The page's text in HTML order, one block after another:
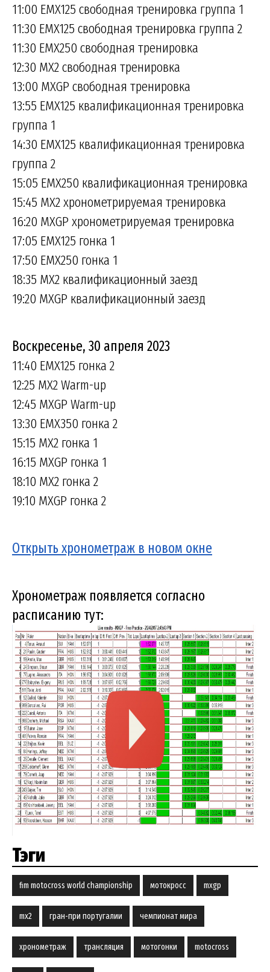
11:00 EMX125 свободная тренировка группа 1
11:30 EMX125 свободная тренировка группа 2
11:30 EMX250 свободная тренировка
12:30 MX2 свободная тренировка
13:00 MXGP свободная тренировка
13:55 EMX125 квалификационная тренировка
группа 1
14:30 EMX125 квалификационная тренировка
группа 2
15:05 EMX250 квалификационная тренировка
15:45 MX2 хронометрируемая тренировка
16:20 MXGP хронометрируемая тренировка
17:05 EMX125 гонка 1
17:50 EMX250 гонка 1
18:35 MX2 квалификационный заезд
19:20 MXGP квалификационный заезд
Воскресенье, 30 апреля 2023
11:40 EMX125 гонка 2
12:25 MX2 Warm-up
12:45 MXGP Warm-up
13:30 EMX350 гонка 2
15:15 MX2 гонка 1
16:15 MXGP гонка 1
18:10 MX2 гонка 2
19:10 MXGP гонка 2
Открыть хронометраж в новом окне
Хронометраж появляется согласно
расписанию тут:
Тэги
fim motocross world championship мотокросс mxgp
mx2 гран-при португалии чемпионат мира
хронометраж трансляция мотогонки motocross